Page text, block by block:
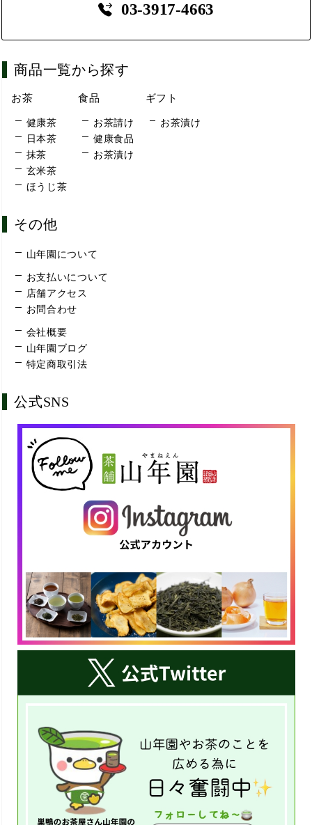
03-3917-4663
商品一覧から探す
お茶
健康茶
日本茶
抹茶
玄米茶
ほうじ茶
食品
お茶請け
健康食品
お茶漬け
ギフト
お茶漬け
その他
山年園について
お支払いについて
店舗アクセス
お問合わせ
会社概要
山年園ブログ
特定商取引法
公式SNS